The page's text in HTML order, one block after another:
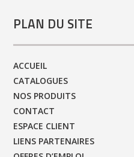
PLAN DU SITE
ACCUEIL
CATALOGUES
NOS PRODUITS
CONTACT
ESPACE CLIENT
LIENS PARTENAIRES